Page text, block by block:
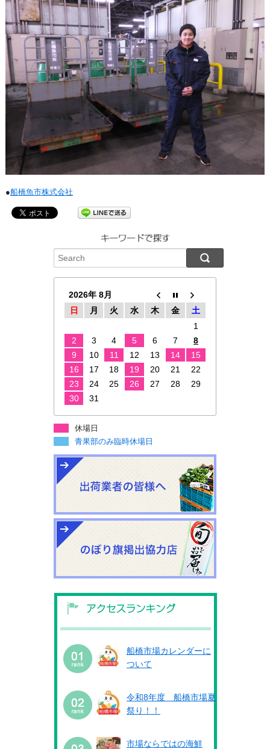
●船橋魚市株式会社
2026年 8月
日
月 火 水 木 金
土
1
2
3 4 5 6 7
8
9
10 11 12 13 14
15
16
17 18 19 20 21
22
23
24 25 26 27 28
29
30
31
休場日
青果部のみ臨時休場日
船橋市場カレンダーに
ついて
令和8年度 船橋市場夏
祭り！！
市場ならではの海鮮